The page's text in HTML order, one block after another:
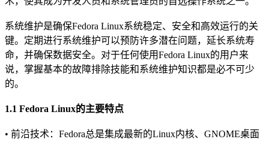
系统维护是确保Fedora Linux系统稳定、安全和高效运行的关
键。定期进行系统维护可以预防许多潜在问题，延长系统寿
命，并确保数据安全。对于任何使用Fedora Linux的用户来
说，掌握基本的故障排除技能和系统维护知识都是必不可少
的。
1.1 Fedora Linux的主要特点
• 前沿技术：Fedora总是集成最新的Linux内核、GNOME桌面